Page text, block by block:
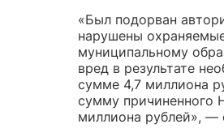
«Был подорван
нарушены
муниципальному
вред в результате
сумме 4,7 миллиона
сумму причиненного
миллиона рублей», —